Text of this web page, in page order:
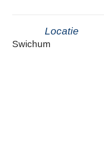
Locatie
Swichum